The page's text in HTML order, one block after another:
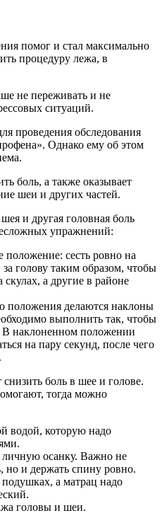
помог и стал максимально
процедуру лежа, в
не переживать и не
ситуаций.
проведения обследования
Однако ему об этом
боль, а также оказывает
шеи и других частей.
и другая головная боль
упражнений:
сесть ровно на
за голову таким образом, чтобы
а другие в районе
положения делаются наклоны
выполнить так, чтобы
В наклоненном положении
на пару секунд, после чего
боль в шее и голове.
тогда можно
водой, которую надо
личную осанку. Важно не
но и держать спину ровно.
а матрац надо
головы и шеи.